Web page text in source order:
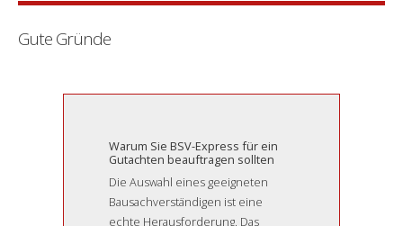
Gute Gründe
Warum Sie BSV-Express für ein
Gutachten beauftragen sollten
Die Auswahl eines geeigneten
Bausachverständigen ist eine
echte Herausforderung. Das